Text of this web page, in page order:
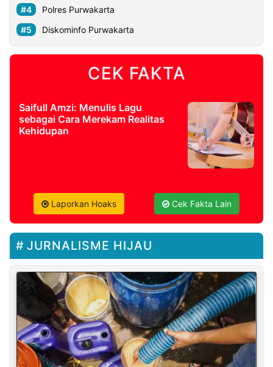
Polres Purwakarta
Diskominfo Purwakarta
CEK FAKTA
Saifull Amzi: Menulis Lagu
sebagai Cara Merekam Realitas
Kehidupan
Laporkan Hoaks Cek Fakta Lain
JURNALISME HIJAU